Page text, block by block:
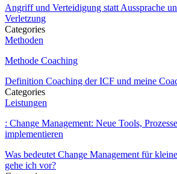
Angriff und Verteidigung statt Aussprache
Verletzung
Categories
Methoden
Methode Coaching
Definition Coaching der ICF und meine
Categories
Leistungen
: Change Management: Neue Tools,
implementieren
Was bedeutet Change Management für
gehe ich vor?